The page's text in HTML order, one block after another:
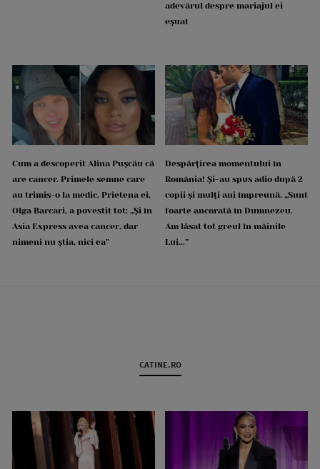
adevărul despre mariajul ei
eșuat
Cum a descoperit Alina Pușcău că
are cancer. Primele semne care
au trimis-o la medic. Prietena ei,
Olga Barcari, a povestit tot: „Și în
Asia Express avea cancer, dar
nimeni nu știa, nici ea”
Despărțirea momentului în
România! Și-au spus adio după 2
copii și mulți ani împreună. „Sunt
foarte ancorată în Dumnezeu.
Am lăsat tot greul în mâinile
Lui...”
CATINE.RO